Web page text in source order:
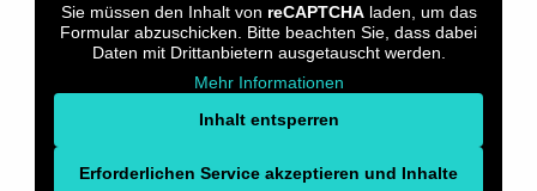
Sie müssen den Inhalt von reCAPTCHAladen, um das
Formular abzuschicken. Bitte beachten Sie, dass dabei
Daten mit Drittanbietern ausgetauscht werden.
Mehr Informationen
Inhalt entsperren
Erforderlichen Service akzeptieren und Inhalte